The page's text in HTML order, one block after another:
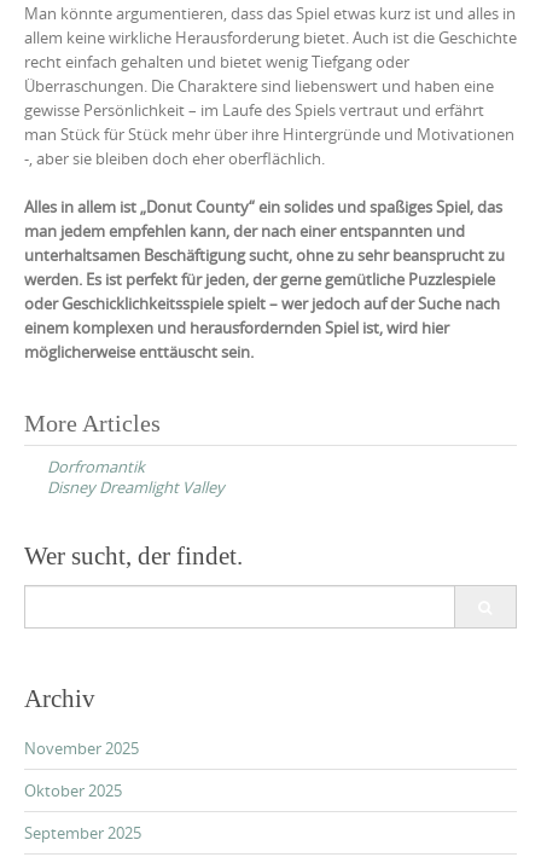
Man könnte argumentieren, dass das Spiel etwas kurz ist und alles in
allem keine wirkliche Herausforderung bietet. Auch ist die Geschichte
recht einfach gehalten und bietet wenig Tiefgang oder
Überraschungen. Die Charaktere sind liebenswert und haben eine
gewisse Persönlichkeit – im Laufe des Spiels vertraut und erfährt
man Stück für Stück mehr über ihre Hintergründe und Motivationen
-, aber sie bleiben doch eher oberflächlich.
Alles in allem ist „Donut County“ ein solides und spaßiges Spiel, das
man jedem empfehlen kann, der nach einer entspannten und
unterhaltsamen Beschäftigung sucht, ohne zu sehr beansprucht zu
werden. Es ist perfekt für jeden, der gerne gemütliche Puzzlespiele
oder Geschicklichkeitsspiele spielt – wer jedoch auf der Suche nach
einem komplexen und herausfordernden Spiel ist, wird hier
möglicherweise enttäuscht sein.
Post
navigation
More Articles
Dorfromantik
Disney Dreamlight Valley
Wer sucht, der findet.
Archiv
November 2025
Oktober 2025
September 2025